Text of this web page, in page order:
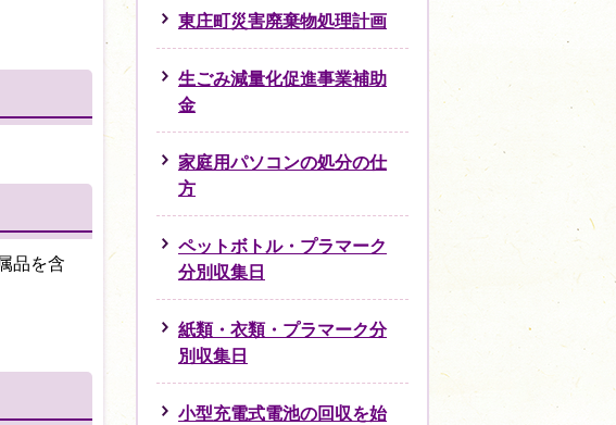
品を含
東庄町災害廃棄物処理計画
生ごみ減量化促進事業補助
金
家庭用パソコンの処分の仕
方
ペットボトル・プラマーク
分別収集日
紙類・衣類・プラマーク分
別収集日
小型充電式電池の回収を始